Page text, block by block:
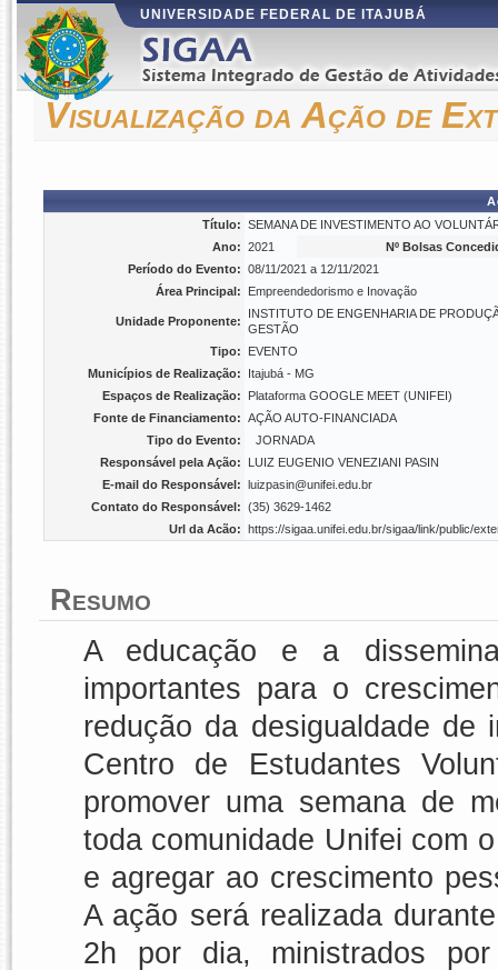
UNIVERSIDADE FEDERAL DE ITAJUBÁ
Visualização da Ação de
Título: SEMANA DE INVESTIMENTO AO
Ano: 2021
Nº Bolsas
Período do Evento: 08/11/2021 a 12/11/2021
Área Principal:
Empreendedorismo e Inovação
Unidade Proponente:
INSTITUTO DE ENGENHARIA DE
GESTÃO
Tipo:
EVENTO
Municípios de Realização:
Itajubá - MG
Espaços de Realização:
Plataforma GOOGLE MEET (UNIFEI)
Fonte de Financiamento: AÇÃO AUTO-FINANCIADA
Tipo do Evento:
JORNADA
Responsável pela Ação:
LUIZ EUGENIO VENEZIANI PASIN
E-mail do Responsável: luizpasin@unifei.edu.br
Contato do Responsável: (35) 3629-1462
Url da Acão: https://sigaa.unifei.edu.br/sigaa/link/public/
Resumo
A educação e a
importantes para o
redução da desigualdade de
Centro de Estudantes
promover uma semana de
toda comunidade Unifei com
e agregar ao crescimento
A ação será realizada
2h por dia, ministrados